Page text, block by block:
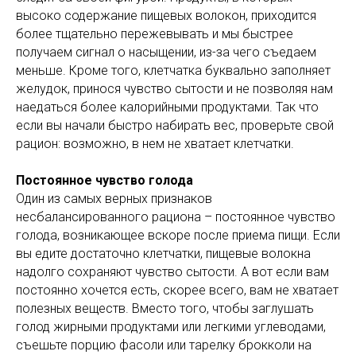
высоко содержание пищевых волокон, приходится
более тщательно пережевывать и мы быстрее
получаем сигнал о насыщении, из-за чего съедаем
меньше. Кроме того, клетчатка буквально заполняет
желудок, принося чувство сытости и не позволяя нам
наедаться более калорийными продуктами. Так что
если вы начали быстро набирать вес, проверьте свой
рацион: возможно, в нем не хватает клетчатки.
Постоянное чувство голода
Один из самых верных признаков
несбалансированного рациона – постоянное чувство
голода, возникающее вскоре после приема пищи. Если
вы едите достаточно клетчатки, пищевые волокна
надолго сохраняют чувство сытости. А вот если вам
постоянно хочется есть, скорее всего, вам не хватает
полезных веществ. Вместо того, чтобы заглушать
голод жирными продуктами или легкими углеводами,
съешьте порцию фасоли или тарелку брокколи на